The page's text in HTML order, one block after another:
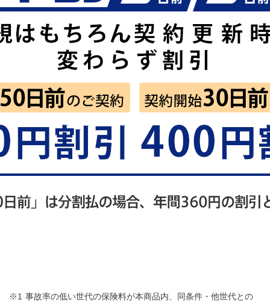
事故率の低い世代の保険料が本商品内、同条件・他世代との